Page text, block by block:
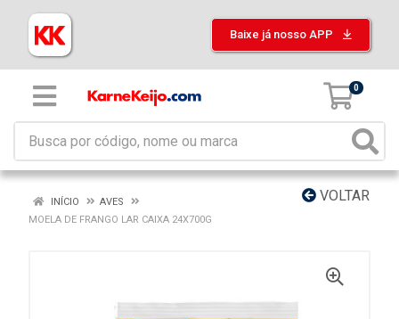
Baixe já nosso APP
0
VOLTAR
INÍCIO
AVES
MOELA DE FRANGO LAR CAIXA 24X700G